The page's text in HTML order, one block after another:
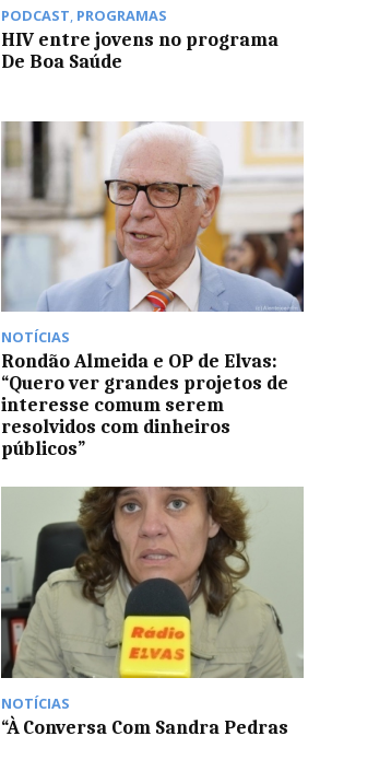
PODCAST, PROGRAMAS
HIV entre jovens no programa
De Boa Saúde
NOTÍCIAS
Rondão Almeida e OP de Elvas:
“Quero ver grandes projetos de
interesse comum serem
resolvidos com dinheiros
públicos”
NOTÍCIAS
“À Conversa Com Sandra Pedras